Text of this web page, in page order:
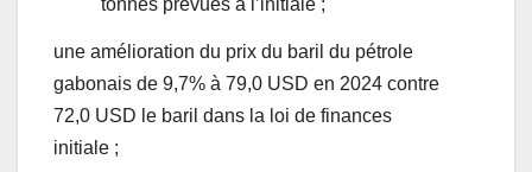
tonnes prévues à l’initiale ;
une amélioration du prix du baril du pétrole
gabonais de 9,7% à 79,0 USD en 2024 contre
72,0 USD le baril dans la loi de finances
initiale ;